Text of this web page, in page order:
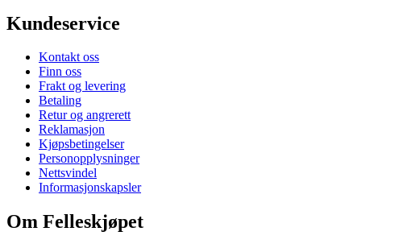
Kundeservice
Kontakt oss
Finn oss
Frakt og levering
Betaling
Retur og angrerett
Reklamasjon
Kjøpsbetingelser
Personopplysninger
Nettsvindel
Informasjonskapsler
Om Felleskjøpet